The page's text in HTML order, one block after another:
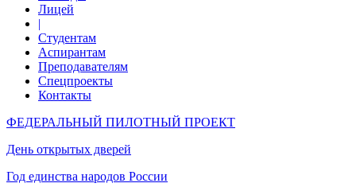
Лицей
|
Студентам
Аспирантам
Преподавателям
Спецпроекты
Контакты
ФЕДЕРАЛЬНЫЙ ПИЛОТНЫЙ ПРОЕКТ
День открытых дверей
Год единства народов России